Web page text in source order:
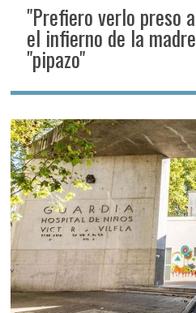
"Prefiero verlo preso
el infierno de la
"pipazo"